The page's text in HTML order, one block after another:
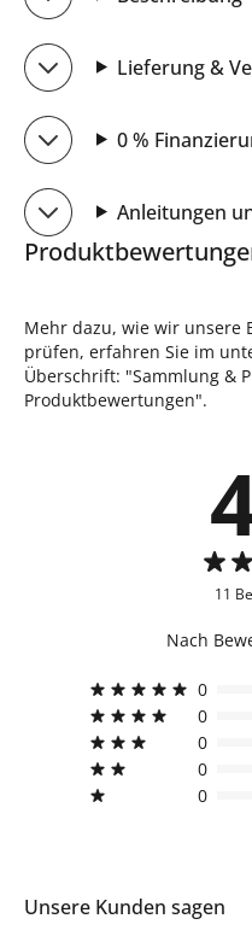
Lieferung &
0 %
Anleitungen
Mehr dazu, wie wir unsere
prüfen, erfahren Sie im
Überschrift: "Sammlung &
Produktbewertungen".
11
Nach
0
0
0
0
0
Unsere Kunden sagen